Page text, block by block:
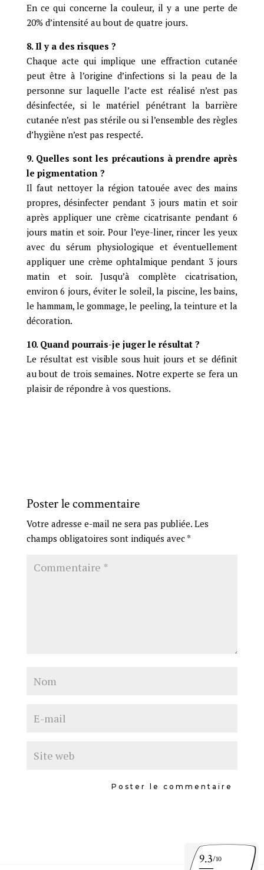
9.3/10
En ce qui concerne la couleur, il y a une perte de
20% d’intensité au bout de quatre jours.
8. Il y a des risques ?
Chaque acte qui implique une effraction cutanée
peut être à l’origine d’infections si la peau de la
personne sur laquelle l’acte est réalisé n’est pas
désinfectée, si le matériel pénétrant la barrière
cutanée n’est pas stérile ou si l’ensemble des règles
d’hygiène n’est pas respecté.
9. Quelles sont les précautions à prendre après
le pigmentation ?
Il faut nettoyer la région tatouée avec des mains
propres, désinfecter pendant 3 jours matin et soir
après appliquer une crème cicatrisante pendant 6
jours matin et soir. Pour l’eye-liner, rincer les yeux
avec du sérum physiologique et éventuellement
appliquer une crème ophtalmique pendant 3 jours
matin et soir. Jusqu’à complète cicatrisation,
environ 6 jours, éviter le soleil, la piscine, les bains,
le hammam, le gommage, le peeling, la teinture et la
décoration.
10. Quand pourrais-je juger le résultat ?
Le résultat est visible sous huit jours et se définit
au bout de trois semaines. Notre experte se fera un
plaisir de répondre à vos questions.
Poster le commentaire
Votre adresse e-mail ne sera pas publiée. Les
champs obligatoires sont indiqués avec *